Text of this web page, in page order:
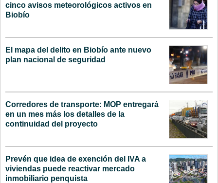
cinco avisos meteorológicos activos en
Biobío
El mapa del delito en Biobío ante nuevo
plan nacional de seguridad
Corredores de transporte: MOP entregará
en un mes más los detalles de la
continuidad del proyecto
Prevén que idea de exención del IVA a
viviendas puede reactivar mercado
inmobiliario penquista